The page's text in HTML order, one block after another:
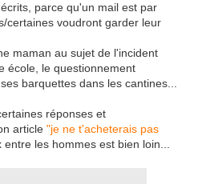
parce qu'un mail est par
certaines voudront garder leur
maman au sujet de l'incident
école, le questionnement
barquettes dans les cantines...
réponses et
article "je ne t'acheterais pas
entre les hommes est bien loin...